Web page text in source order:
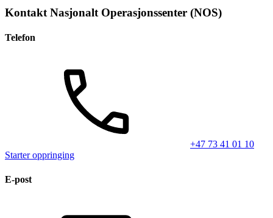
Kontakt Nasjonalt Operasjonssenter (NOS)
Telefon
+47 73 41 01 10
Starter oppringing
E-post